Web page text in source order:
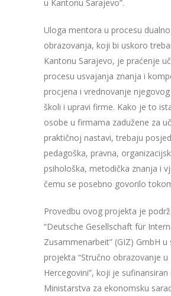
u Kantonu Sarajevo”.
Uloga mentora u procesu
obrazovanja, koji bi uskoro
Kantonu Sarajevo, je praćenje
procesu usvajanja znanja i
procjena i vrednovanje
školi i upravi firme. Kako je to
osobe u firmama zadužene za
praktičnoj nastavi, trebaju
pedagoška, pravna,
psihološka, metodička znanja i
čemu se posebno govorilo
Provedbu ovog projekta je
“Deutsche Gesellschaft für
Zusammenarbeit” (GIZ) GmbH
projekta “Stručno obrazovanje u
Hercegovini”, koji je
Ministarstva za ekonomsku